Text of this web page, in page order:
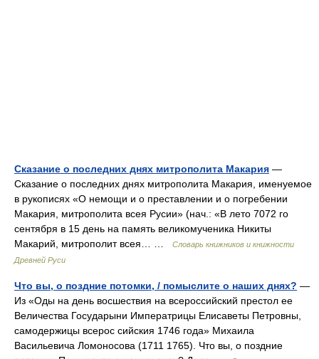
Сказание о последних днях митрополита Макария —
Сказание о последних днях митрополита Макария, именуемое
в рукописях «О немощи и о преставлении и о погребении
Макария, митрополита всея Русии» (нач.: «В лето 7072 го
сентября в 15 день на память великомученика Никиты
Макарий, митрополит всея… …
Словарь книжников и книжности
Древней Руси
Что вы, о поздние потомки, / помыслите о наших днях? —
Из «Оды на день восшествия на всероссийский престол ее
Величества Государыни Императрицы Елисаветы Петровны,
самодержицы всерос сийския 1746 года» Михаила
Васильевича Ломоносова (1711 1765). Что вы, о поздние